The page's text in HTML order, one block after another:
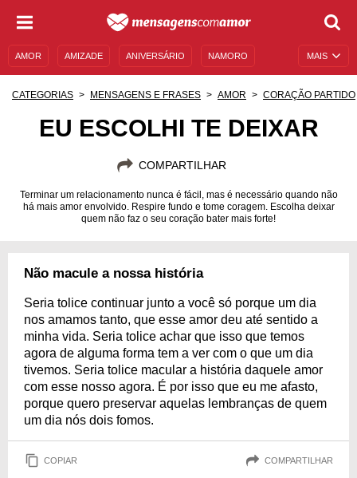
MAIS
AMOR AMIZADE ANIVERSÁRIO NAMORO
CATEGORIAS MENSAGENS E FRASES AMOR CORAÇÃO PARTIDO
EU ESCOLHI TE DEIXAR
COMPARTILHAR
Terminar um relacionamento nunca é fácil, mas é necessário quando não
há mais amor envolvido. Respire fundo e tome coragem. Escolha deixar
quem não faz o seu coração bater mais forte!
Não macule a nossa história
Seria tolice continuar junto a você só porque um dia
nos amamos tanto, que esse amor deu até sentido a
minha vida. Seria tolice achar que isso que temos
agora de alguma forma tem a ver com o que um dia
tivemos. Seria tolice macular a história daquele amor
com esse nosso agora. É por isso que eu me afasto,
porque quero preservar aquelas lembranças de quem
um dia nós dois fomos.
COPIAR COMPARTILHAR